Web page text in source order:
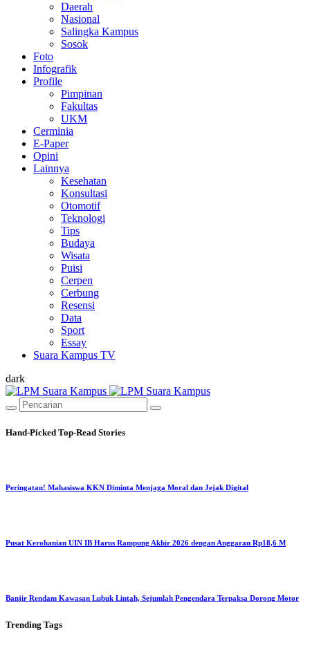
Daerah
Nasional
Salingka Kampus
Sosok
Foto
Infografik
Profile
Pimpinan
Fakultas
UKM
Cerminia
E-Paper
Opini
Lainnya
Kesehatan
Konsultasi
Otomotif
Teknologi
Tips
Budaya
Wisata
Puisi
Cerpen
Cerbung
Resensi
Data
Sport
Essay
Suara Kampus TV
dark
Hand-Picked Top-Read Stories
Peringatan! Mahasiswa KKN Diminta Menjaga Moral dan Jejak Digital
Pusat Kerohanian UIN IB Harus Rampung Akhir 2026 dengan Anggaran Rp18,6 M
Banjir Rendam Kawasan Lubuk Lintah, Sejumlah Pengendara Terpaksa Dorong Motor
Trending Tags